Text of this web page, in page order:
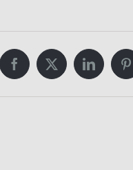
FacebookTwitterLinkedIn